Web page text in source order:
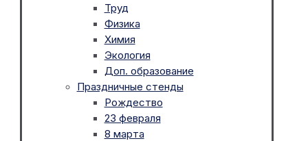
Труд
Физика
Химия
Экология
Доп. образование
Праздничные стенды
Рождество
23 февраля
8 марта